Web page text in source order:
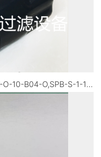
减速机油箱呼吸帽AP-24, SPB-1-O-10-B04-O,SPB-S-1-10-B04